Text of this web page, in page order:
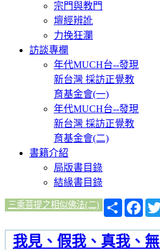
宗門與教門
壇經辨訛
力挽狂瀾
訪談專欄
年代MUCH台--發現
新台灣 採訪正覺教
育基金會(一)
年代MUCH台--發現
新台灣 採訪正覺教
育基金會(二)
書籍介紹
局版書目錄
結緣書目錄
三乘菩提之相似佛法(二)
分
享
我見、假我、真我、